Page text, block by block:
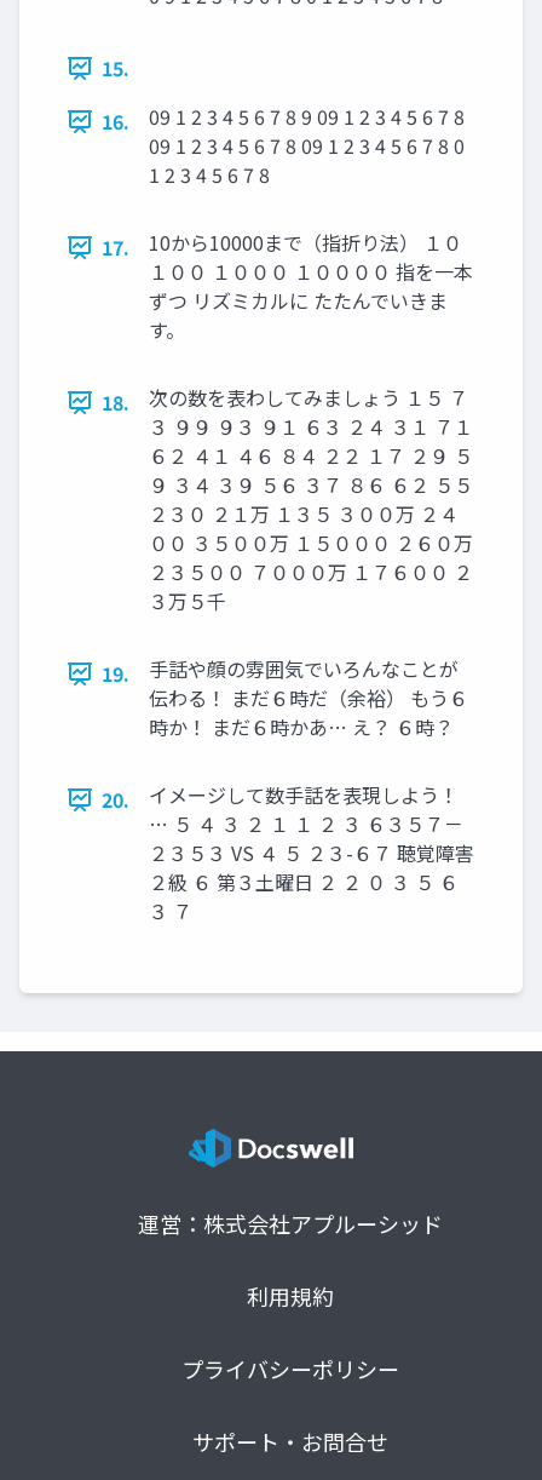
15.
16.
09 1 2 3 4 5 6 7 8 9 09 1 2 3 4 5 6 7 8
09 1 2 3 4 5 6 7 8 09 1 2 3 4 5 6 7 8 0
1 2 3 4 5 6 7 8
17.
10から10000まで（指折り法） １０
１００ １０００ １００００ 指を一本
ずつ リズミカルに たたんでいきま
す。
18.
次の数を表わしてみましょう １５ ７
３ ９９ ９３ ９１ ６３ ２４ ３１ ７１
６２ ４１ ４６ ８４ ２２ １７ ２９ ５
９ ３４ ３９ ５６ ３７ ８６ ６２ ５５
２３０ ２１万 １３５ ３００万 ２４
００ ３５００万 １５０００ ２６０万
２３５００ ７０００万 １７６００ ２
３万５千
19.
手話や顔の雰囲気でいろんなことが
伝わる！ まだ６時だ（余裕） もう６
時か！ まだ６時かあ… え？ ６時？
20.
イメージして数手話を表現しよう！
… ５ ４ ３ ２ １ １ ２ ３ ６３５７－
２３５３ VS ４ ５ ２３-６７ 聴覚障害
２級 ６ 第３土曜日 ２ ２ ０ ３ ５ ６
３ ７
運営：株式会社アプルーシッド
利用規約
プライバシーポリシー
サポート・お問合せ